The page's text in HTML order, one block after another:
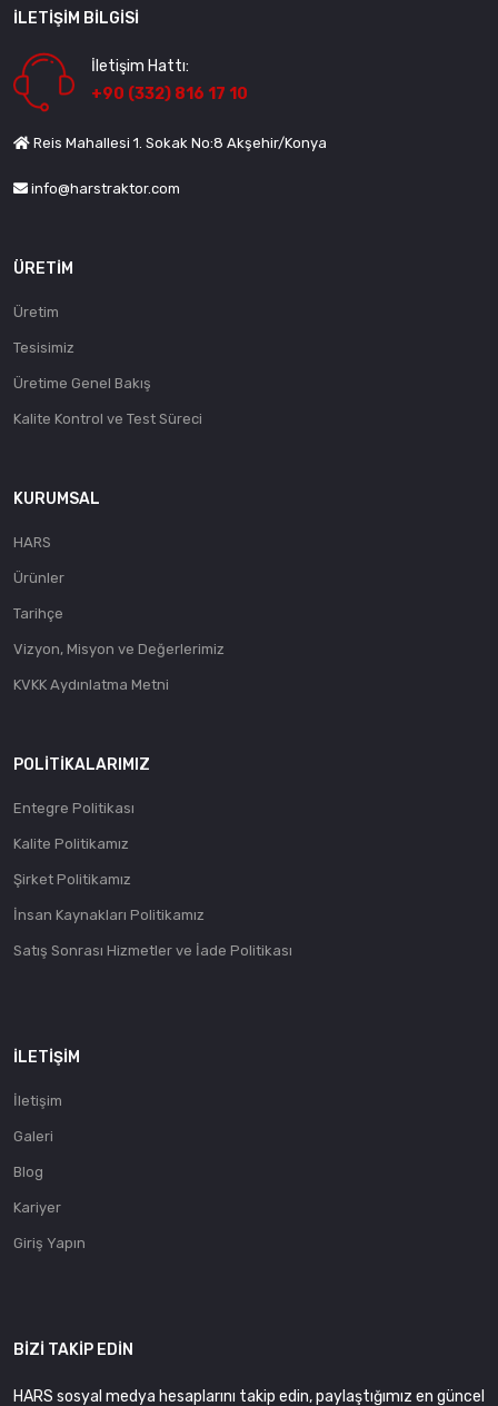
İLETIŞIM BILGISI
İletişim Hattı:
+90 (332) 816 17 10
Reis Mahallesi 1. Sokak No:8 Akşehir/Konya
info@harstraktor.com
ÜRETIM
Üretim
Tesisimiz
Üretime Genel Bakış
Kalite Kontrol ve Test Süreci
KURUMSAL
HARS
Ürünler
Tarihçe
Vizyon, Misyon ve Değerlerimiz
KVKK Aydınlatma Metni
POLITIKALARIMIZ
Entegre Politikası
Kalite Politikamız
Şirket Politikamız
İnsan Kaynakları Politikamız
Satış Sonrası Hizmetler ve İade Politikası
İLETIŞIM
İletişim
Galeri
Blog
Kariyer
Giriş Yapın
BIZI TAKIP EDIN
HARS sosyal medya hesaplarını takip edin, paylaştığımız en güncel